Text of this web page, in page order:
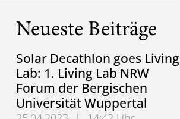
Neueste Beiträge
Solar Decathlon goes Living
Lab: 1. Living Lab NRW
Forum der Bergischen
Universität Wuppertal